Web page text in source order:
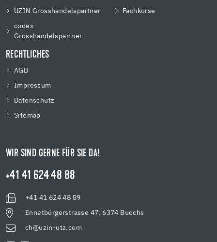
UZIN Grosshandelspartner
codex
Grosshandelspartner
Fachkurse
RECHTLICHES
AGB
Impressum
Datenschutz
Sitemap
WIR SIND GERNE FÜR SIE DA!
+41 41 624 48 88
+41 41 624 48 89
Ennetbürgerstrasse 47, 6374 Buochs
ch@uzin-utz.com